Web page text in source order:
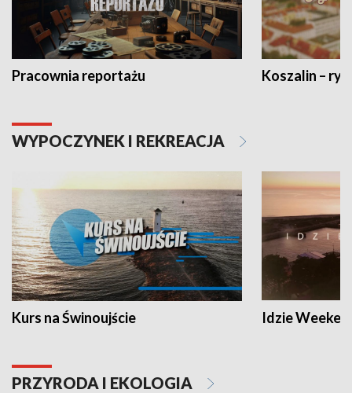
Pracownia reportażu Koszalin –
WYPOCZYNEK I REKREACJA
Kurs na Świnoujście Idzie
PRZYRODA I EKOLOGIA